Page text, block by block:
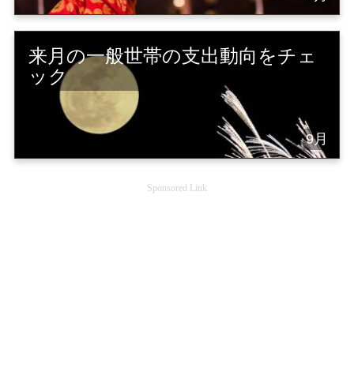
来月の一般世帯の支出動向をチェ
ック
9月
Sponsored Link